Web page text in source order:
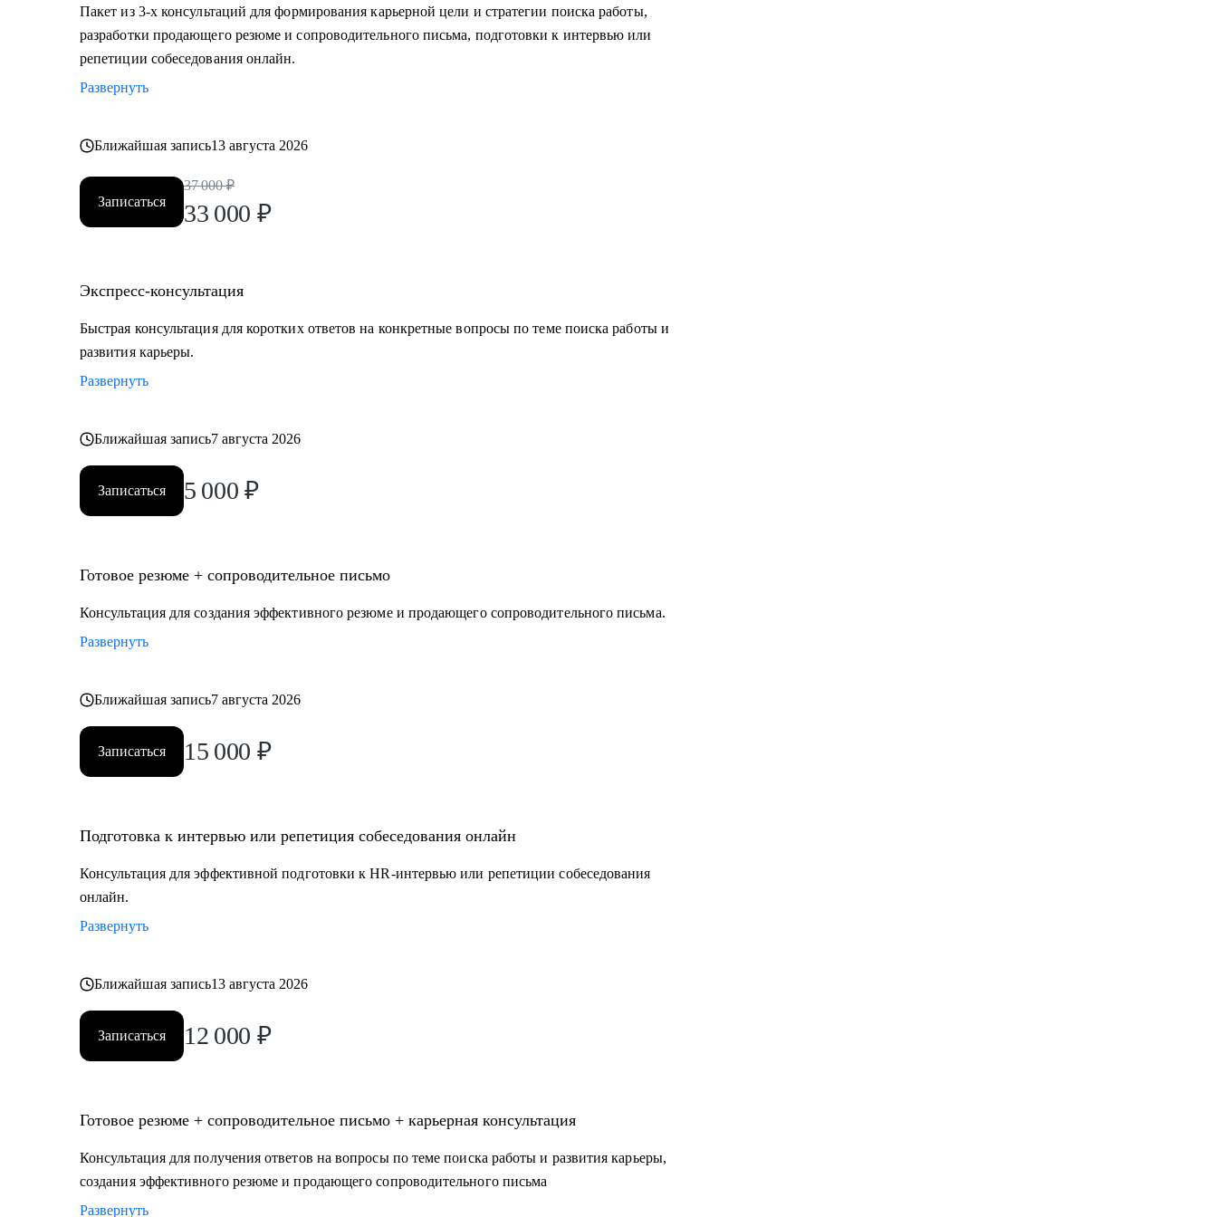
• Экспертам, middle и top менеджменту в области продаж, финансов, информационных
технологий, маркетинга, логистики, HR, юриспруденции.
• Тем, кто готов выйти на новый уровень карьеры, заинтересован в повышении и изменении
• Тем, кому необходимо оценить свои сильные и слабые стороны и выработать стратегию
Пакет из 3-х консультаций для формирования карьерной цели и стратегии поиска работы,
разработки продающего резюме и сопроводительного письма, подготовки к интервью или
репетиции собеседования онлайн.
Развернуть
Ближайшая запись13 августа 2026
Записаться
37 000 ₽
33 000 ₽
Экспресс-консультация
Быстрая консультация для коротких ответов на конкретные вопросы по теме поиска работы и
развития карьеры.
Развернуть
Ближайшая запись7 августа 2026
Записаться 5 000 ₽
Готовое резюме + сопроводительное письмо
Консультация для создания эффективного резюме и продающего сопроводительного письма.
Развернуть
Ближайшая запись7 августа 2026
Записаться 15 000 ₽
Подготовка к интервью или репетиция собеседования онлайн
Консультация для эффективной подготовки к HR-интервью или репетиции собеседования
онлайн.
Развернуть
Ближайшая запись13 августа 2026
Записаться 12 000 ₽
Готовое резюме + сопроводительное письмо + карьерная консультация
Консультация для получения ответов на вопросы по теме поиска работы и развития карьеры,
создания эффективного резюме и продающего сопроводительного письма
Развернуть